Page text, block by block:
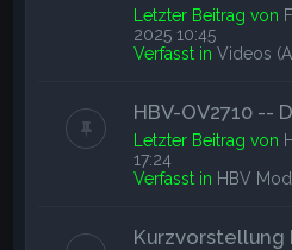
Letzter Beitrag von
2025 10:45
Verfasst inVideos
HBV-OV2710 --
Letzter Beitrag von
17:24
Verfasst in HBV
Kurzvorstellung